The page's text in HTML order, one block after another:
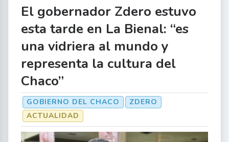
El gobernador Zdero estuvo
esta tarde en La Bienal: “es
una vidriera al mundo y
representa la cultura del
Chaco”
GOBIERNO DEL CHACO
ZDERO
ACTUALIDAD